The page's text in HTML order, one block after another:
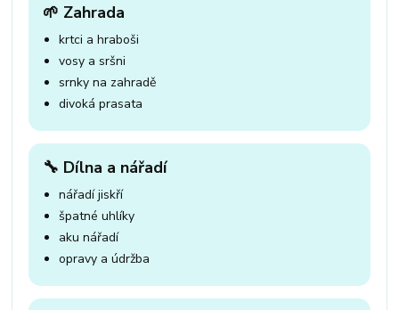
🌱 Zahrada
krtci a hraboši
vosy a sršni
srnky na zahradě
divoká prasata
🔧 Dílna a nářadí
nářadí jiskří
špatné uhlíky
aku nářadí
opravy a údržba